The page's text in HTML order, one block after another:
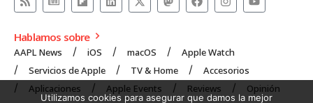
Hablamos sobre
AAPL News iOS macOS
Apple Watch
Servicios de Apple
TV & Home
Accesorios
Aplicaciones
Apple Events Reviews Opinión
Utilizamos cookies para asegurar que damos la mejor